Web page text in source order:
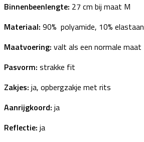
Binnenbeenlengte: 27 cm bij maat M
Materiaal: 90% polyamide, 10% elastaan
Maatvoering: valt als een normale maat
Pasvorm: strakke fit
Zakjes: ja, opbergzakje met rits
Aanrijgkoord: ja
Reflectie: ja